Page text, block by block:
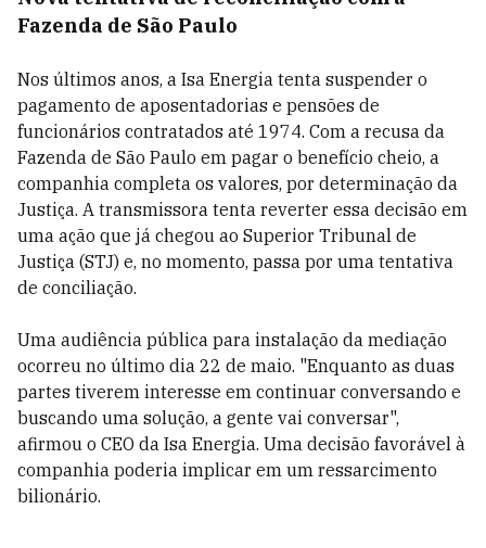
Fazenda de São Paulo
Nos últimos anos, a Isa Energia tenta suspender o
pagamento de aposentadorias e pensões de
funcionários contratados até 1974. Com a recusa da
Fazenda de São Paulo em pagar o benefício cheio, a
companhia completa os valores, por determinação da
Justiça. A transmissora tenta reverter essa decisão em
uma ação que já chegou ao Superior Tribunal de
Justiça (STJ) e, no momento, passa por uma tentativa
de conciliação.
Uma audiência pública para instalação da mediação
ocorreu no último dia 22 de maio. "Enquanto as duas
partes tiverem interesse em continuar conversando e
buscando uma solução, a gente vai conversar",
afirmou o CEO da Isa Energia. Uma decisão favorável à
companhia poderia implicar em um ressarcimento
bilionário.